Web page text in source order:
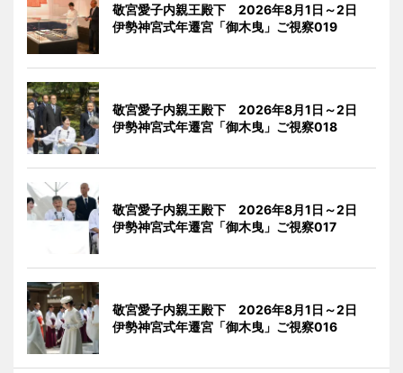
敬宮愛子内親王殿下 2026年8月1日～2日
伊勢神宮式年遷宮「御木曳」ご視察019
敬宮愛子内親王殿下 2026年8月1日～2日
伊勢神宮式年遷宮「御木曳」ご視察018
敬宮愛子内親王殿下 2026年8月1日～2日
伊勢神宮式年遷宮「御木曳」ご視察017
敬宮愛子内親王殿下 2026年8月1日～2日
伊勢神宮式年遷宮「御木曳」ご視察016